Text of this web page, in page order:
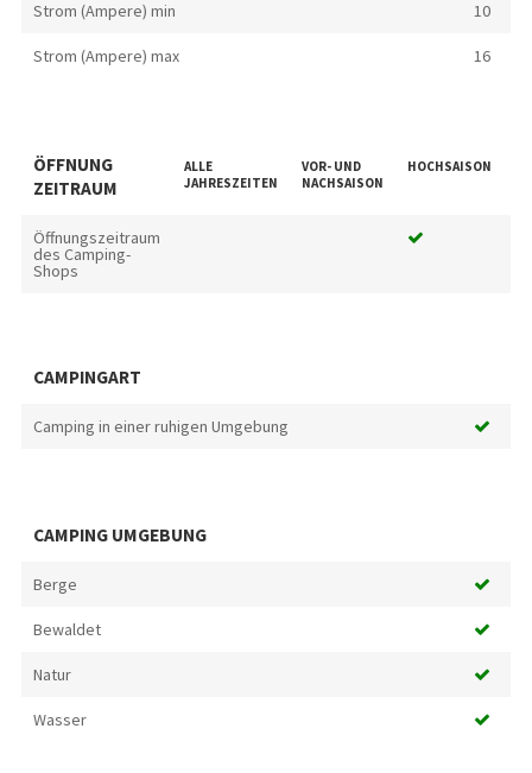
Strom (Ampere) min 10
Strom (Ampere) max 16
ÖFFNUNG
ZEITRAUM
ALLE
JAHRESZEITEN
VOR- UND
NACHSAISON
HOCHSAISON
Öffnungszeitraum
des Camping-
Shops
CAMPINGART
Camping in einer ruhigen Umgebung
CAMPING UMGEBUNG
Berge
Bewaldet
Natur
Wasser